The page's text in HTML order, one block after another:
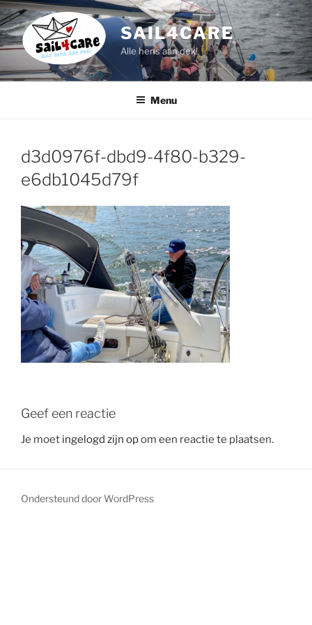
Ga
naar
de
inhoud
SAIL4CARE
Alle hens aan dek!
Menu
d3d0976f-dbd9-4f80-b329-
e6db1045d79f
Geef een reactie
Je moet ingelogd zijn opom een reactie te plaatsen.
Ondersteund door WordPress